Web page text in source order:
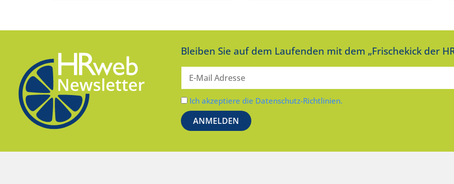
Bleiben Sie auf dem Laufenden mit dem „Frischekick der
Ich akzeptiere die Datenschutz-Richtlinien.